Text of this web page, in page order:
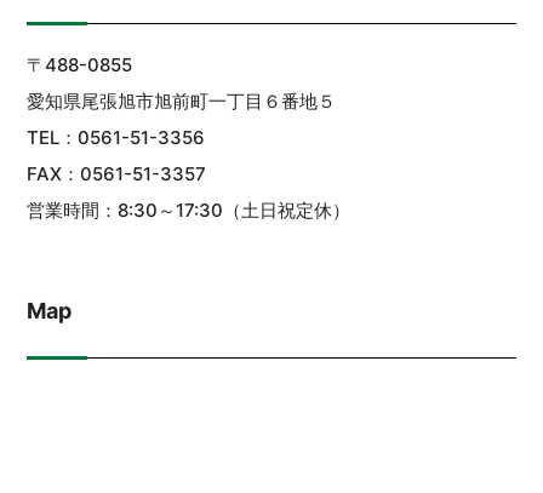
〒488-0855
愛知県尾張旭市旭前町一丁目６番地５
TEL：0561-51-3356
FAX：0561-51-3357
営業時間：8:30～17:30（土日祝定休）
Map